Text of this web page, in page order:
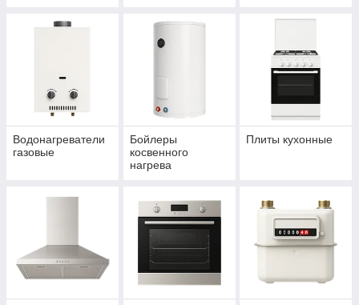
Водонагреватели
газовые
Бойлеры
косвенного
нагрева
Плиты кухонные